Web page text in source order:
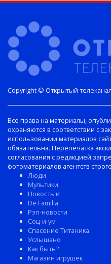
Все права на материалы,
охраняются в соответствии с
использовании материалов
обязательна. Перепечатка
согласования с редакцией
фотоматериалов агентств
Люди
Мультики
Новость и
De Familia
Рэп-новости
Соц-и-ум
Спасение Титаника
Услышано
Как быть?
Магазин игрушек